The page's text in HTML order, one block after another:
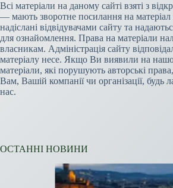
Всі матеріали на даному сайті взяті з
— мають зворотне посилання на матеріал
надіслані відвідувачами сайту та
для ознайомлення. Права на матеріали
власникам. Адміністрація сайту
матеріалу несе. Якщо Ви виявили на
матеріали, які порушують авторські
Вам, Вашій компанії чи організації, будь
нас.
ОСТАННІ НОВИНИ